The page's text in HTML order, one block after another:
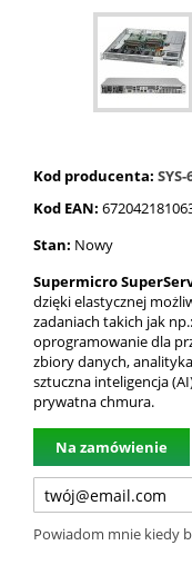
Kod producenta:
Kod EAN:
Stan: Nowy
Supermicro
dzięki elastycznej
zadaniach takich jak np.:
oprogramowanie dla
zbiory danych,
sztuczna inteligencja
prywatna chmura.
Na zamówienie
Powiadom mnie kiedy